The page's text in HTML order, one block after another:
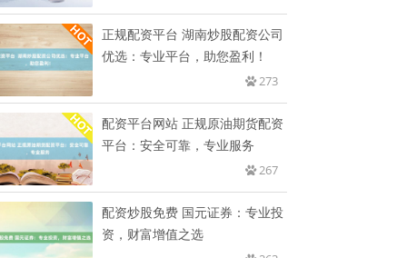
正规配资平台 湖南炒股配资公司
优选：专业平台，助您盈利！
273
配资平台网站 正规原油期货配资
平台：安全可靠，专业服务
267
配资炒股免费 国元证券：专业投
资，财富增值之选